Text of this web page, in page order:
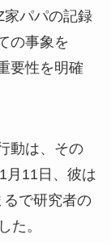
家パパの記録
の事象を
要性を明確
動は、その
月11日、彼は
で研究者の
た。